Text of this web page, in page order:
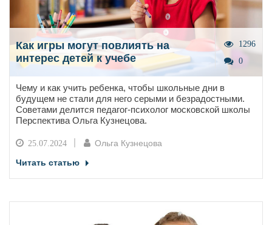
Как игры могут повлиять на
интерес детей к учебе
1296
0
Чему и как учить ребенка, чтобы школьные дни в
будущем не стали для него серыми и безрадостными.
Советами делится педагог-психолог московской школы
Перспектива Ольга Кузнецова.
25.07.2024
Ольга Кузнецова
Читать статью